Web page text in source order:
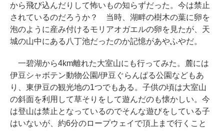
から飛び込んだりして怖いもの知らずだった。今は禁止
されているのだろうか？ 当時、湖畔の樹木の葉に卵を
泡のように産み付けるモリアオガエルの卵を見たが、天
城の山中にある八丁池だったのか記憶があやふやだ。
一碧湖から4km離れた大室山にも行ってみた。麓には
伊豆シャボテン動物公園/伊豆ぐらんぱる公園などもあ
り、東伊豆の観光地の1つでもある。子供の頃は大室山
の斜面を利用して草そりをして遊んだのも懐かしい。今
は登山は禁止となっているのでそんな遊びをしている子
はいないが、約6分のロープウェイで頂上まで行くこと